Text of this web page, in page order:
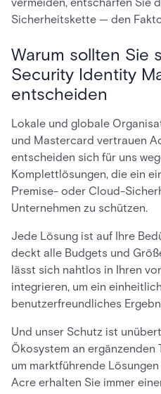
Sicherheitskette — den
Warum sollten Sie
Security Identity
entscheiden
Lokale und globale
und Mastercard vertrauen
entscheiden sich für uns
Komplettlösungen, die ein
Premise- oder Cloud-
Unternehmen zu schützen.
Jede Lösung ist auf Ihre
deckt alle Budgets und
lässt sich nahtlos in Ihren
integrieren, um ein
benutzerfreundliches
Und unser Schutz ist
Ökosystem an
um marktführende
Acre erhalten Sie immer